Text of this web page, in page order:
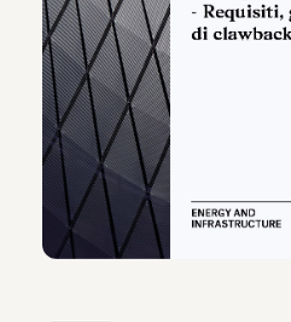
Fondazione Torlonia
mostra Marmora Romana
ampliando gli spazi
dell’Antiquarium di Villa
Torlonia
Leggi tutto